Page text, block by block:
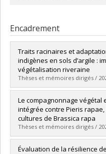
Encadrement
Traits racinaires et
indigènes en sols d’argile :
végétalisation riveraine
Thèses et mémoires dirigés /
Diplômé(e) :Parent, Rachel
Cycle :Maîtrise
Diplôme obtenu :M. Sc.
Lien vers le document dans
Le compagnonnage végétal
intégrée contre Pieris
cultures de Brassica rapa
Thèses et mémoires dirigés /
Diplômé(e) :St-Fleur, Laurie
Évaluation de la résilience